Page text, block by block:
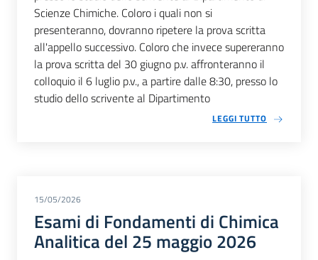
Scienze Chimiche. Coloro i quali non si
presenteranno, dovranno ripetere la prova scritta
all'appello successivo. Coloro che invece supereranno
la prova scritta del 30 giugno p.v. affronteranno il
colloquio il 6 luglio p.v., a partire dalle 8:30, presso lo
studio dello scrivente al Dipartimento
LEGGI TUTTO
15/05/2026
Esami di Fondamenti di Chimica
Analitica del 25 maggio 2026